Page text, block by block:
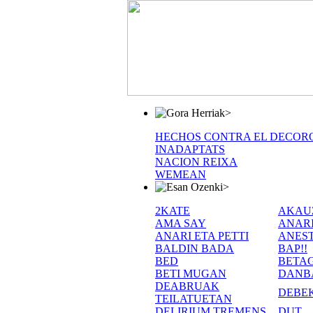
>
HECHOS CONTRA EL
INADAPTATS
NACION REIXA
WEMEAN
>
2KATE
AMA SAY
ANARI ETA PETTI
BALDIN BADA
BAP!!
BED
BETI MUGAN
DEABRUAK
TEILATUETAN